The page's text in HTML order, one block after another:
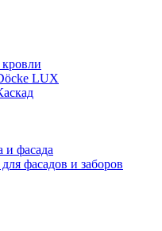
LUX
и фасада
фасадов и заборов